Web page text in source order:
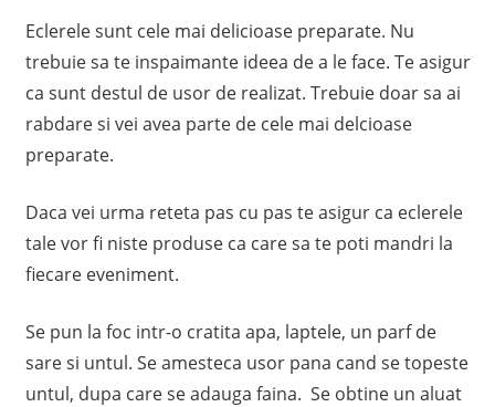
Eclerele sunt cele mai delicioase preparate. Nu
trebuie sa te inspaimante ideea de a le face. Te asigur
ca sunt destul de usor de realizat. Trebuie doar sa ai
rabdare si vei avea parte de cele mai delcioase
preparate.
Daca vei urma reteta pas cu pas te asigur ca eclerele
tale vor fi niste produse ca care sa te poti mandri la
fiecare eveniment.
Se pun la foc intr-o cratita apa, laptele, un parf de
sare si untul. Se amesteca usor pana cand se topeste
untul, dupa care se adauga faina. Se obtine un aluat